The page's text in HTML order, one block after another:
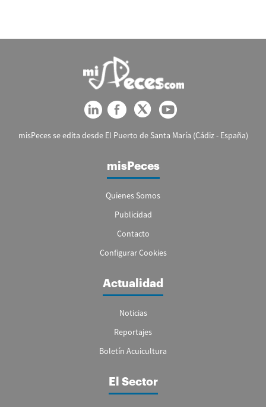
misPeces se edita desde El Puerto de Santa María (Cádiz - España)
misPeces
Quienes Somos
Publicidad
Contacto
Configurar Cookies
Actualidad
Noticias
Reportajes
Boletín Acuicultura
El Sector